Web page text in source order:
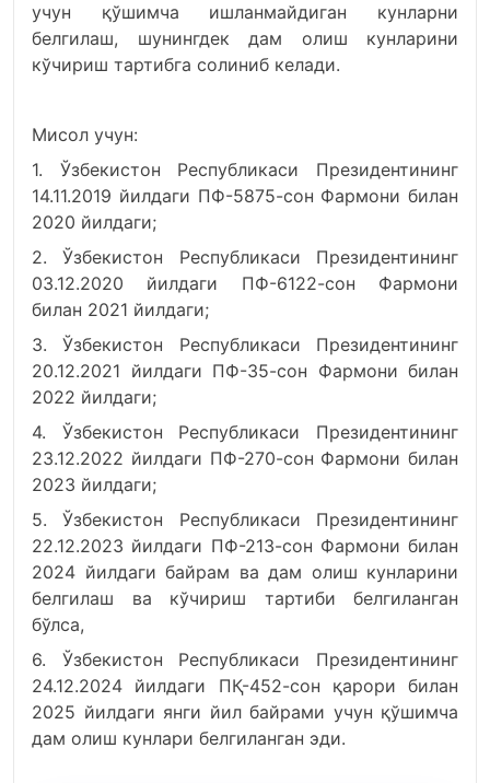
учун қўшимча ишланмайдиган кунларни
белгилаш, шунингдек дам олиш кунларини
кўчириш тартибга солиниб келади.
Мисол учун:
1. Ўзбекистон Республикаси Президентининг
14.11.2019 йилдаги ПФ-5875-сон Фармони билан
2020 йилдаги;
2. Ўзбекистон Республикаси Президентининг
03.12.2020 йилдаги ПФ-6122-сон Фармони
билан 2021 йилдаги;
3. Ўзбекистон Республикаси Президентининг
20.12.2021 йилдаги ПФ-35-сон Фармони билан
2022 йилдаги;
4. Ўзбекистон Республикаси Президентининг
23.12.2022 йилдаги ПФ-270-сон Фармони билан
2023 йилдаги;
5. Ўзбекистон Республикаси Президентининг
22.12.2023 йилдаги ПФ-213-сон Фармони билан
2024 йилдаги байрам ва дам олиш кунларини
белгилаш ва кўчириш тартиби белгиланган
бўлса,
6. Ўзбекистон Республикаси Президентининг
24.12.2024 йилдаги ПҚ-452-сон қарори билан
2025 йилдаги янги йил байрами учун қўшимча
дам олиш кунлари белгиланган эди.